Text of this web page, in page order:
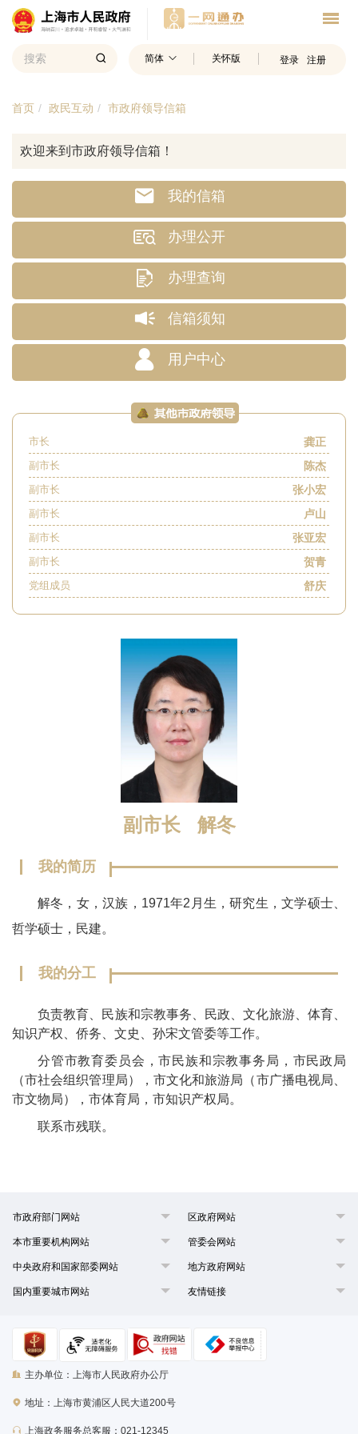
简体 关怀版 登录 注册
首页 政民互动 市政府领导信箱
欢迎来到市政府领导信箱！
我的信箱
办理公开
办理查询
信箱须知
用户中心
市长 龚正
副市长 陈杰
副市长 张小宏
副市长 卢山
副市长 张亚宏
副市长 贺青
党组成员 舒庆
副市长 解冬
我的简历
解冬，女，汉族，1971年2月生，研究生，文学硕士、
哲学硕士，民建。
我的分工
负责教育、民族和宗教事务、民政、文化旅游、体育、
知识产权、侨务、文史、孙宋文管委等工作。
分管市教育委员会，市民族和宗教事务局，市民政局
（市社会组织管理局），市文化和旅游局（市广播电视局、
市文物局），市体育局，市知识产权局。
联系市残联。
市政府部门网站 区政府网站
本市重要机构网站 管委会网站
中央政府和国家部委网站 地方政府网站
国内重要城市网站 友情链接
主办单位：上海市人民政府办公厅
地址：上海市黄浦区人民大道200号
上海政务服务总客服：021-12345